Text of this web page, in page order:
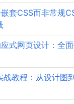
套CSS而非常规
式网页设计：全
战教程：从设计图